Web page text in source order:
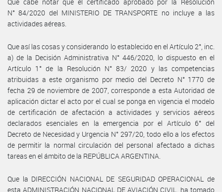
N° 84/2020 del MINISTERIO DE TRANSPORTE no incluye a las
actividades aéreas.
Que así las cosas y considerando lo establecido en el Artículo 2°, inc.
a) de la Decisión Administrativa N° 446/2020, lo dispuesto en el
Artículo 1° de la Resolución N° 83/ 2020 y las competencias
atribuidas a este organismo por medio del Decreto N° 1770 de
fecha 29 de noviembre de 2007, corresponde a esta Autoridad de
aplicación dictar el acto por el cual se ponga en vigencia el modelo
de certificación de afectación a actividades y servicios aéreos
declarados esenciales en la emergencia por el Artículo 6° del
Decreto de Necesidad y Urgencia N° 297/20, todo ello a los efectos
de permitir la normal circulación del personal afectado a dichas
tareas en el ámbito de la REPÚBLICA ARGENTINA.
Que la DIRECCIÓN NACIONAL DE SEGURIDAD OPERACIONAL de
esta ADMINISTRACIÓN NACIONAL DE AVIACIÓN CIVIL, ha tomado